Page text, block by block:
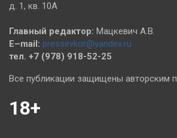
д. 1, кв. 10А
Главный редактор: Мацкевич А.В.
E–mail: pressevkor@yandex.ru
тел. +7 (978) 918-52-25
Все публикации защищены авторским
18+